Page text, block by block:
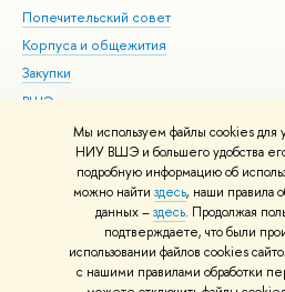
Мы используем файлы cookies для
НИУ ВШЭ и большего удобства
подробную информацию об
можно найти здесь, наши правила
данных –здесь. Продолжая
подтверждаете, что были
использовании файлов cookies
с нашими правилами обработки
Попечительский совет
Корпуса и общежития
Закупки
ВШЭ для студентов с ограниченными
здоровья и инвалидностью
Версия для слабовидящих
Единая платежная страница
© НИУ ВШЭ 1993–2026 Адреса и
материалов Политика